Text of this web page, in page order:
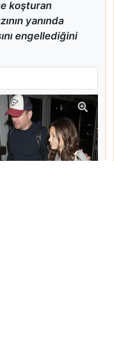
koşturan
yanında
engellediğini
İtiraf Etti